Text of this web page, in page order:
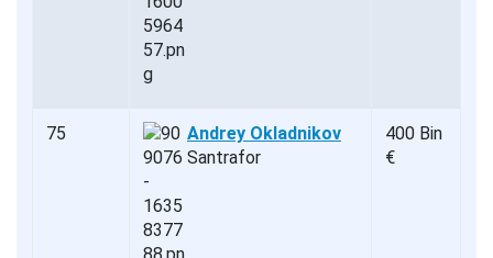
75
Andrey Okladnikov
Santrafor
400 Bin
€